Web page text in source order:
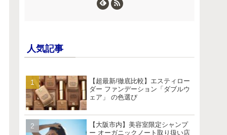
人気記事
【超最新/徹底比較】エスティロー
ダー ファンデーション「ダブルウ
ェア」 の色選び
【大阪市内】美容室限定シャンプ
ー オーガニックノート取り扱い店